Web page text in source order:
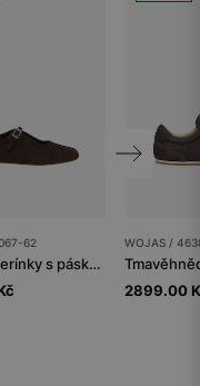
62
Hnědé balerínky s páskem na podešvi
WOJAS /
2899.00